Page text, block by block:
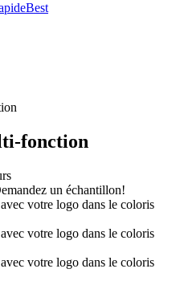
Best
fonction
un échantillon!